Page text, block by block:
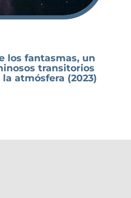
los fantasmas, un
transitorios
atmósfera (2023)